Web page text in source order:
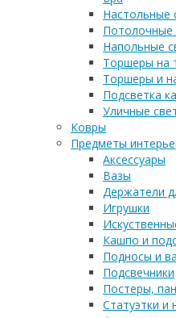
Настольные
Потолочные
Напольные
Торшеры на
Торшеры и
Подсветка
Уличные
Ковры
Предметы
Аксессуары
Вазы
Держатели
Игрушки
Кашпо и
Подносы и
Подсвечники
Постеры,
Статуэтки и